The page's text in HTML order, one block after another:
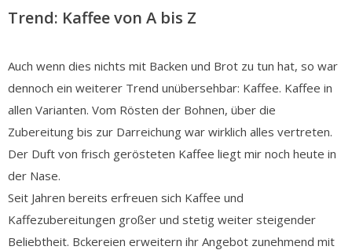
Trend: Kaffee von A bis Z
Auch wenn dies nichts mit Backen und Brot zu tun hat, so war
dennoch ein weiterer Trend unübersehbar: Kaffee. Kaffee in
allen Varianten. Vom Rösten der Bohnen, über die
Zubereitung bis zur Darreichung war wirklich alles vertreten.
Der Duft von frisch gerösteten Kaffee liegt mir noch heute in
der Nase.
Seit Jahren bereits erfreuen sich Kaffee und
Kaffezubereitungen großer und stetig weiter steigender
Beliebtheit. Bckereien erweitern ihr Angebot zunehmend mit